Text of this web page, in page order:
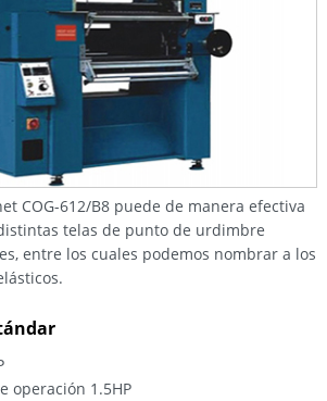
COG-612/B8 puede de manera efectiva
telas de punto de urdimbre
entre los cuales podemos nombrar a los
operación 1.5HP